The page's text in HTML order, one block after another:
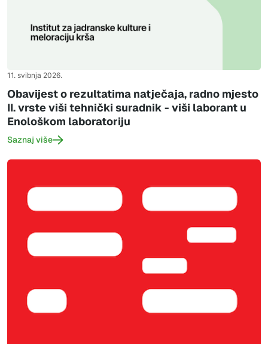
11. svibnja 2026.
Obavijest o rezultatima natječaja, radno mjesto
II. vrste viši tehnički suradnik - viši laborant u
Enološkom laboratoriju
Saznaj više